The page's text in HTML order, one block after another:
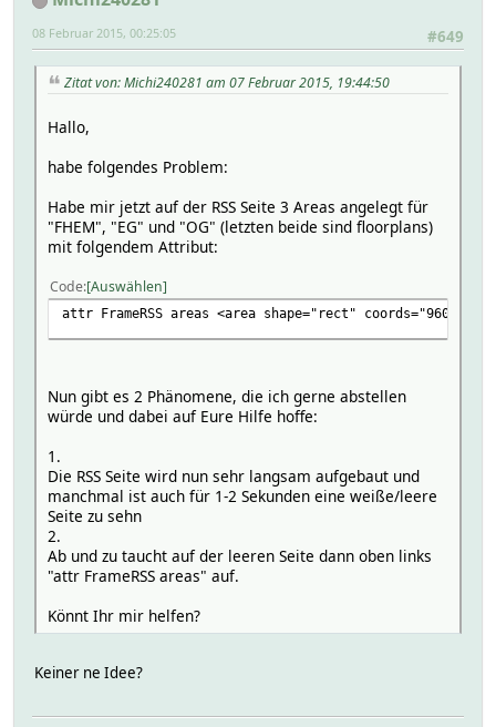
#649
08 Februar 2015, 00:25:05
Zitat von: Michi240281 am 07 Februar 2015, 19:44:50
Hallo,
habe folgendes Problem:
Habe mir jetzt auf der RSS Seite 3 Areas angelegt für
"FHEM", "EG" und "OG" (letzten beide sind floorplans)
mit folgendem Attribut:
Code Auswählen
attr FrameRSS areas <area shape="rect"
Nun gibt es 2 Phänomene, die ich gerne abstellen
würde und dabei auf Eure Hilfe hoffe:
1.
Die RSS Seite wird nun sehr langsam aufgebaut und
manchmal ist auch für 1-2 Sekunden eine weiße/leere
Seite zu sehn
2.
Ab und zu taucht auf der leeren Seite dann oben links
"attr FrameRSS areas" auf.
Könnt Ihr mir helfen?
Keiner ne Idee?